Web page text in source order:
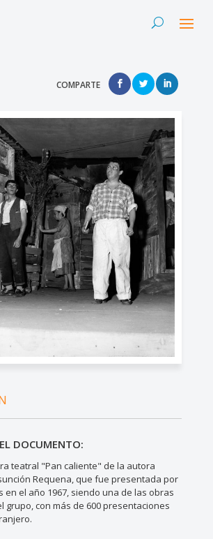
COMPARTE
DOCUMENTO:
teatral "Pan caliente" de la autora
Requena, que fue presentada por
en el año 1967, siendo una de las obras
grupo, con más de 600 presentaciones